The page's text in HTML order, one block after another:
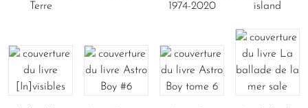
Terre
1974-2020
island